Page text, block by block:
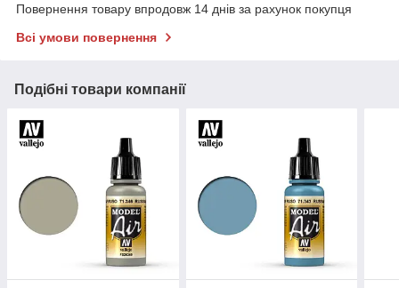
Повернення товару впродовж 14 днів за рахунок покупця
Всі умови повернення
Подібні товари компанії